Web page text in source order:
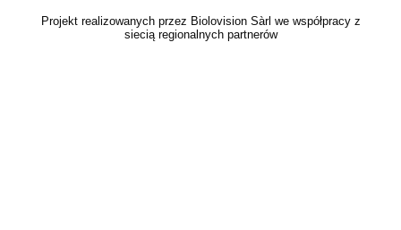
Projekt realizowanych przez Biolovision Sàrl we współpracy z
siecią regionalnych partnerów